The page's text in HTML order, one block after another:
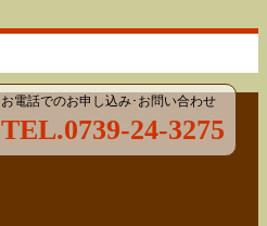
お電話でのお申し込み･お問い合わせ
TEL.0739-24-3275